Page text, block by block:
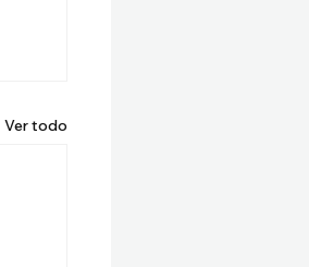
Ver todo